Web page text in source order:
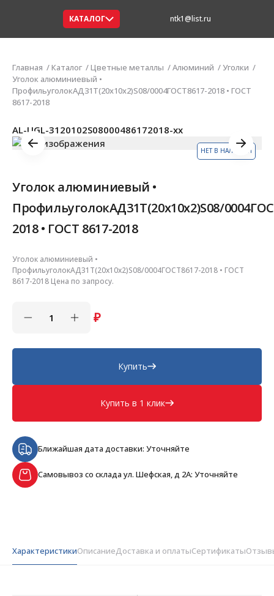
КАТАЛОГ ntk1@list.ru
Главная Каталог Цветные металлы Алюминий
Уголки
Уголок алюминиевый •
ПрофильуголокАД31Т(20х10х2)S08/0004ГОСТ8617-2018 • ГОСТ
8617-2018
НЕТ В НАЛИЧИИ
AL-UGL-3120102S08000486172018-xx
Уголок алюминиевый •
ПрофильуголокАД31Т(20х10х2)S08/
2018 • ГОСТ 8617-2018
Уголок алюминиевый •
ПрофильуголокАД31Т(20х10х2)S08/0004ГОСТ8617-2018 • ГОСТ
8617-2018 Цена по запросу.
₽
Купить
Купить в 1 клик
Ближайшая дата доставки: Уточняйте
Самовывоз со склада ул. Шефская, д 2А: Уточняйте
ХарактеристикиОписаниеДоставка и оплатыСертификаты